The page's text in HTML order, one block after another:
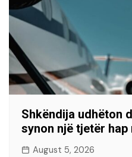
Shkëndija udhëton
synon një tjetër hap
August 5, 2026